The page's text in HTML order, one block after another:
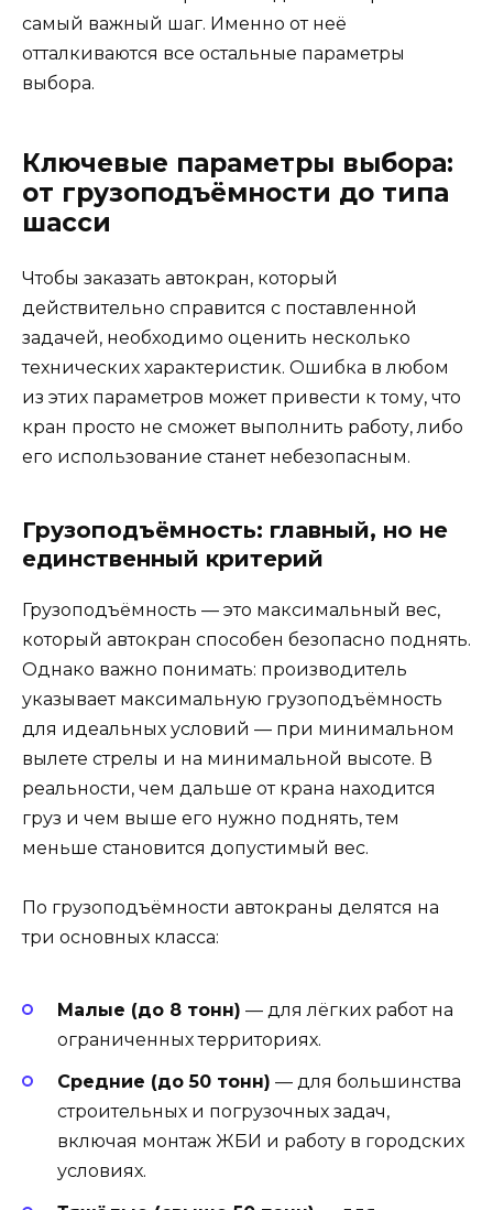
самый важный шаг. Именно от неё
отталкиваются все остальные параметры
выбора.
Ключевые параметры выбора:
от грузоподъёмности до типа
шасси
Чтобы заказать автокран, который
действительно справится с поставленной
задачей, необходимо оценить несколько
технических характеристик. Ошибка в любом
из этих параметров может привести к тому, что
кран просто не сможет выполнить работу, либо
его использование станет небезопасным.
Грузоподъёмность: главный, но не
единственный критерий
Грузоподъёмность — это максимальный вес,
который автокран способен безопасно поднять.
Однако важно понимать: производитель
указывает максимальную грузоподъёмность
для идеальных условий — при минимальном
вылете стрелы и на минимальной высоте. В
реальности, чем дальше от крана находится
груз и чем выше его нужно поднять, тем
меньше становится допустимый вес.
По грузоподъёмности автокраны делятся на
три основных класса:
Малые (до 8 тонн) — для лёгких работ на
ограниченных территориях.
Средние (до 50 тонн) — для большинства
строительных и погрузочных задач,
включая монтаж ЖБИ и работу в городских
условиях.